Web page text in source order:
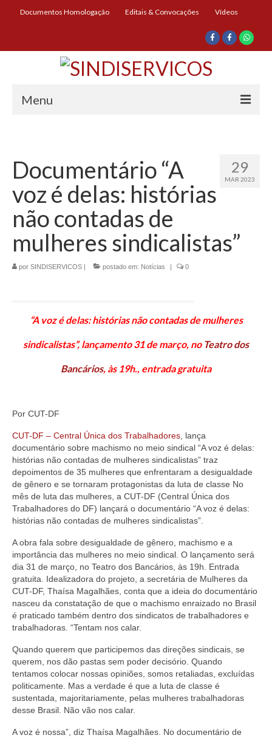
Documentos Homologação Editais & Convocações Vídeos
Menu
Diretoria
Documentos
29
MAR 2023
Documentário “A
voz é delas: histórias
não contadas de
mulheres sindicalistas”
por SINDISERVICOS | postado em: Notícias | 0
“A voz é delas: histórias não contadas de mulheres
sindicalistas”, lançamento 31 de março, no Teatro dos
Bancários, às 19h., entrada gratuita
Por CUT-DF
CUT-DF – Central Única dos Trabalhadores , lança
documentário sobre machismo no meio sindical “A voz é delas:
histórias não contadas de mulheres sindicalistas” traz
depoimentos de 35 mulheres que enfrentaram a desigualdade
de gênero e se tornaram protagonistas da luta de classe No
mês de luta das mulheres, a CUT-DF (Central Única dos
Trabalhadores do DF) lançará o documentário “A voz é delas:
histórias não contadas de mulheres sindicalistas”.
A obra fala sobre desigualdade de gênero, machismo e a
importância das mulheres no meio sindical. O lançamento será
dia 31 de março, no Teatro dos Bancários, às 19h. Entrada
gratuita. Idealizadora do projeto, a secretária de Mulheres da
CUT-DF, Thaísa Magalhães, conta que a ideia do documentário
nasceu da constatação de que o machismo enraizado no Brasil
é praticado também dentro dos sindicatos de trabalhadores e
trabalhadoras. “Tentam nos calar.
Quando querem que participemos das direções sindicais, se
querem, nos dão pastas sem poder decisório. Quando
tentamos colocar nossas opiniões, somos retaliadas, excluídas
politicamente. Mas a verdade é que a luta de classe é
sustentada, majoritariamente, pelas mulheres trabalhadoras
desse Brasil. Não vão nos calar.
A voz é nossa”, diz Thaísa Magalhães. No documentário de